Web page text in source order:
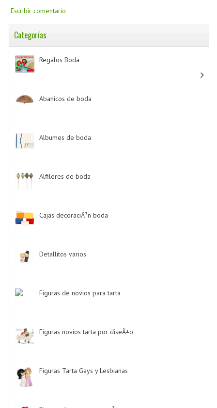
Escribir comentario
Categorías
Regalos Boda
Abanicos de boda
Albumes de boda
Alfileres de boda
Cajas decoraciÃ³n boda
Detallitos varios
Figuras de novios para tarta
Figuras novios tarta por diseÃ±o
Figuras Tarta Gays y Lesbianas